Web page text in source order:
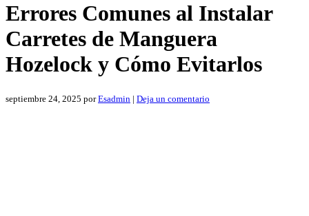
Errores Comunes al Instalar
Carretes de Manguera
Hozelock y Cómo Evitarlos
septiembre 24, 2025 porEsadmin | Deja un comentario